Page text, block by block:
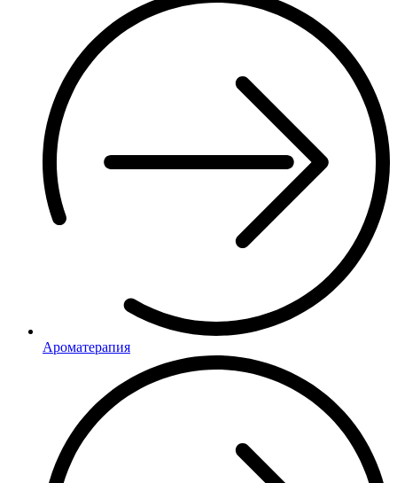
Ароматерапия